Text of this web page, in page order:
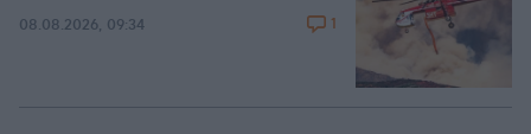
08.08.2026, 09:34 1